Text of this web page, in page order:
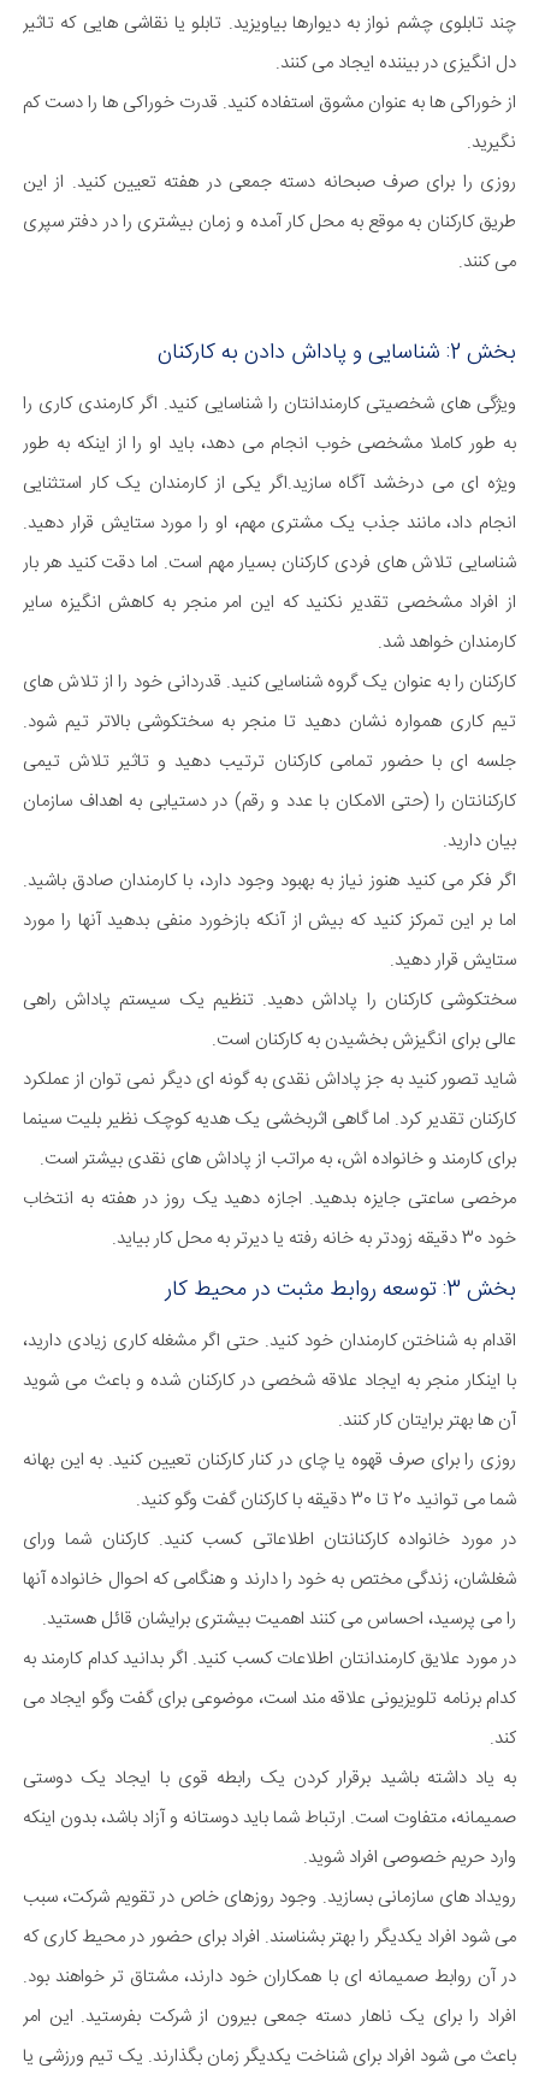
چند تابلوی چشم نواز به دیوارها بیاویزید. تابلو یا نقاشی هایی که تاثیر
دل انگیزی در بیننده ایجاد می کنند.
از خوراکی ها به عنوان مشوق استفاده کنید. قدرت خوراکی ها را دست کم
نگیرید.
روزی را برای صرف صبحانه دسته جمعی در هفته تعیین کنید. از این
طریق کارکنان به موقع به محل کار آمده و زمان بیشتری را در دفتر سپری
می کنند.
بخش 2: شناسایی و پاداش دادن به کارکنان
ویژگی های شخصیتی کارمندانتان را شناسایی کنید. اگر کارمندی کاری را
به طور کاملا مشخصی خوب انجام می دهد، باید او را از اینکه به طور
ویژه ای می درخشد آگاه سازید.اگر یکی از کارمندان یک کار استثنایی
انجام داد، مانند جذب یک مشتری مهم، او را مورد ستایش قرار دهید.
شناسایی تلاش های فردی کارکنان بسیار مهم است. اما دقت کنید هر بار
از افراد مشخصی تقدیر نکنید که این امر منجر به کاهش انگیزه سایر
کارمندان خواهد شد.
کارکنان را به عنوان یک گروه شناسایی کنید. قدردانی خود را از تلاش های
تیم کاری همواره نشان دهید تا منجر به سختکوشی بالاتر تیم شود.
جلسه ای با حضور تمامی کارکنان ترتیب دهید و تاثیر تلاش تیمی
کارکنانتان را (حتی الامکان با عدد و رقم) در دستیابی به اهداف سازمان
بیان دارید.
اگر فکر می کنید هنوز نیاز به بهبود وجود دارد، با کارمندان صادق باشید.
اما بر این تمرکز کنید که بیش از آنکه بازخورد منفی بدهید آنها را مورد
ستایش قرار دهید.
سختکوشی کارکنان را پاداش دهید. تنظیم یک سیستم پاداش راهی
عالی برای انگیزش بخشیدن به کارکنان است.
شاید تصور کنید به جز پاداش نقدی به گونه ای دیگر نمی توان از عملکرد
کارکنان تقدیر کرد. اما گاهی اثربخشی یک هدیه کوچک نظیر بلیت سینما
برای کارمند و خانواده اش، به مراتب از پاداش های نقدی بیشتر است.
مرخصی ساعتی جایزه بدهید. اجازه دهید یک روز در هفته به انتخاب
خود 30 دقیقه زودتر به خانه رفته یا دیرتر به محل کار بیاید.
بخش 3: توسعه روابط مثبت در محیط کار
اقدام به شناختن کارمندان خود کنید. حتی اگر مشغله کاری زیادی دارید،
با اینکار منجر به ایجاد علاقه شخصی در کارکنان شده و باعث می شوید
آن ها بهتر برایتان کار کنند.
روزی را برای صرف قهوه یا چای در کنار کارکنان تعیین کنید. به این بهانه
شما می توانید 20 تا 30 دقیقه با کارکنان گفت وگو کنید.
در مورد خانواده کارکنانتان اطلاعاتی کسب کنید. کارکنان شما ورای
شغلشان، زندگی مختص به خود را دارند و هنگامی که احوال خانواده آنها
را می پرسید، احساس می کنند اهمیت بیشتری برایشان قائل هستید.
در مورد علایق کارمندانتان اطلاعات کسب کنید. اگر بدانید کدام کارمند به
کدام برنامه تلویزیونی علاقه مند است، موضوعی برای گفت وگو ایجاد می
کند.
به یاد داشته باشید برقرار کردن یک رابطه قوی با ایجاد یک دوستی
صمیمانه، متفاوت است. ارتباط شما باید دوستانه و آزاد باشد، بدون اینکه
وارد حریم خصوصی افراد شوید.
رویداد های سازمانی بسازید. وجود روزهای خاص در تقویم شرکت، سبب
می شود افراد یکدیگر را بهتر بشناسند. افراد برای حضور در محیط کاری که
در آن روابط صمیمانه ای با همکاران خود دارند، مشتاق تر خواهند بود.
افراد را برای یک ناهار دسته جمعی بیرون از شرکت بفرستید. این امر
باعث می شود افراد برای شناخت یکدیگر زمان بگذارند. یک تیم ورزشی یا